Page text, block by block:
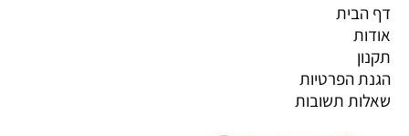
דף הבית
אודות
תקנון
הגנת הפרטיות
שאלות תשובות